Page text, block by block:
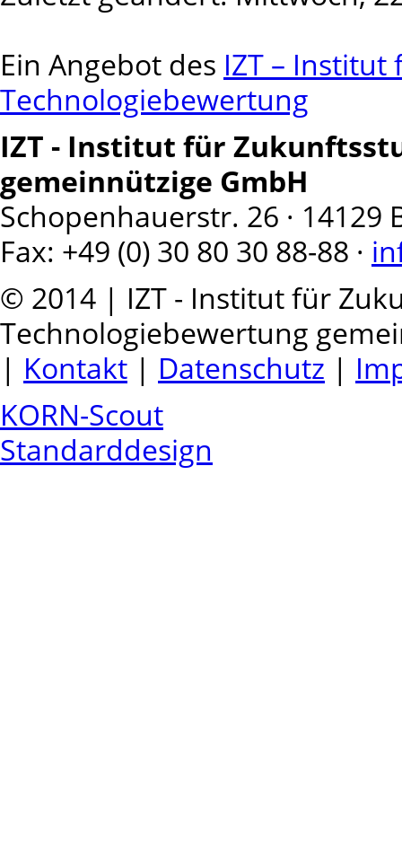
Ein Angebot des IZT –
Technologiebewertung
IZT - Institut für
gemeinnützige GmbH
Schopenhauerstr. 26 · 14129
Fax: +49 (0) 30 80 30 88-88 ·
© 2014 | IZT - Institut für
Technologiebewertung
| Kontakt | Datenschutz |
KORN-Scout
Standarddesign